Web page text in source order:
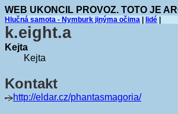
WEB UKONCIL PROVOZ. TOTO JE
Hlučná samota - Nymburk jinýma očima lidé
k.eight.a
Kejta
Kejta
Kontakt
http://eldar.cz/phantasmagoria/